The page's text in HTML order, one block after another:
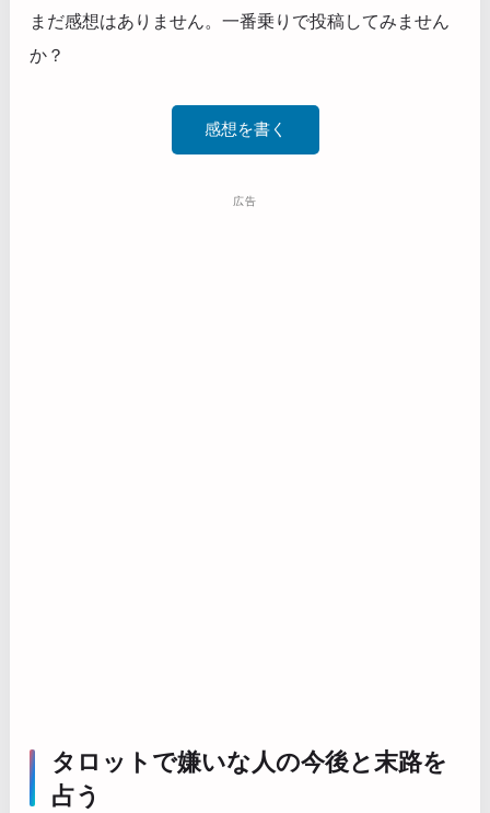
まだ感想はありません。一番乗りで投稿してみません
か？
感想を書く
広告
タロットで嫌いな人の今後と末路を
占う